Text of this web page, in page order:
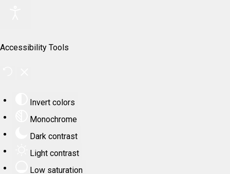
Accessibility Tools
Invert colors
Monochrome
Dark contrast
Light contrast
Low saturation